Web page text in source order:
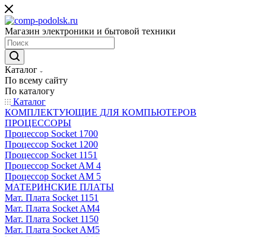
Магазин электроники и бытовой техники
Каталог
По всему сайту
По каталогу
Каталог
КОМПЛЕКТУЮЩИЕ ДЛЯ КОМПЬЮТЕРОВ
ПРОЦЕССОРЫ
Процессор Socket 1700
Процессор Socket 1200
Процессор Socket 1151
Процессор Socket AM 4
Процессор Socket AM 5
МАТЕРИНСКИЕ ПЛАТЫ
Мат. Плата Socket 1151
Мат. Плата Socket AM4
Мат. Плата Socket 1150
Мат. Плата Socket AM5